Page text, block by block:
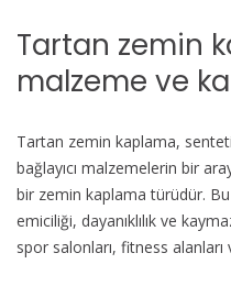
Tartan zemin
malzeme ve
Tartan zemin kaplama,
bağlayıcı malzemelerin bir
bir zemin kaplama türüdür.
emiciliği, dayanıklılık ve
spor salonları, fitness